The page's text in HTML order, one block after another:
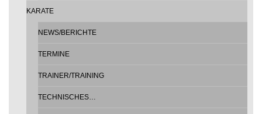
KARATE
NEWS/BERICHTE
TERMINE
TRAINER/TRAINING
TECHNISCHES…